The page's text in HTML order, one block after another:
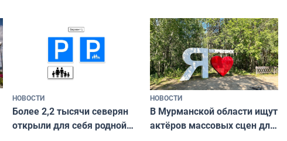
и фотографов
НОВОСТИ
Более 2,2 тысячи северян
открыли для себя родной
НОВОСТИ
В Мурманской области ищут
актёров массовых сцен для